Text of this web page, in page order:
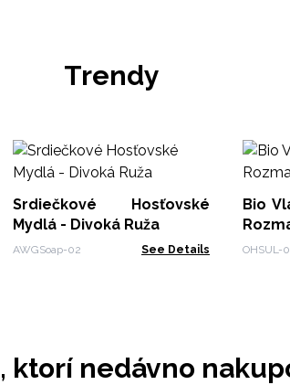
Trendy
Srdiečkové Hosťovské
Mydlá - Divoká Ruža
AWGSoap-02 See Details
Bio
OHSUL-
ktorí nedávno